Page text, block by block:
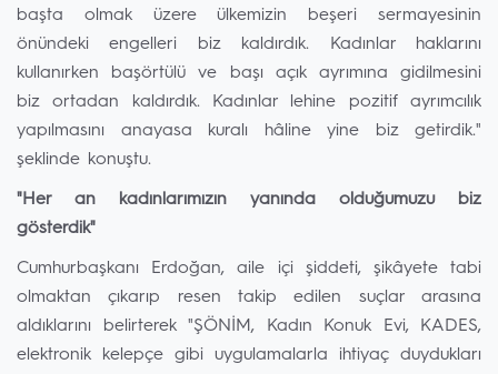
başta olmak üzere ülkemizin beşeri sermayesinin
önündeki engelleri biz kaldırdık. Kadınlar haklarını
kullanırken başörtülü ve başı açık ayrımına gidilmesini
biz ortadan kaldırdık. Kadınlar lehine pozitif ayrımcılık
yapılmasını anayasa kuralı hâline yine biz getirdik."
şeklinde konuştu.
"Her an kadınlarımızın yanında olduğumuzu biz
gösterdik"
Cumhurbaşkanı Erdoğan, aile içi şiddeti, şikâyete tabi
olmaktan çıkarıp resen takip edilen suçlar arasına
aldıklarını belirterek "ŞÖNİM, Kadın Konuk Evi, KADES,
elektronik kelepçe gibi uygulamalarla ihtiyaç duydukları